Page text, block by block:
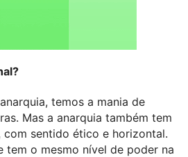
temos a mania de
Mas a anarquia também tem
com sentido ético e horizontal.
tem o mesmo nível de poder na